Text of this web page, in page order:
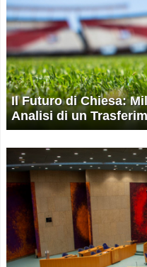
Il Futuro di Chiesa:
Analisi di un